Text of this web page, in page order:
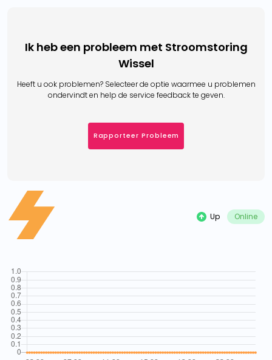
Ik heb een probleem met Stroomstoring
Wissel
Heeft u ook problemen? Selecteer de optie waarmee u problemen
ondervindt en help de service feedback te geven.
Rapporteer Probleem
Up Online